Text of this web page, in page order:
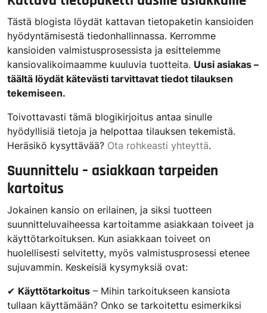
Tästä blogista löydät kattavan tietopaketin kansioiden
hyödyntämisestä tiedonhallinnassa. Kerromme
kansioiden valmistusprosessista ja esittelemme
kansiovalikoimaamme kuuluvia tuotteita. Uusi asiakas –
täältä löydät kätevästi tarvittavat tiedot tilauksen
tekemiseen.
Toivottavasti tämä blogikirjoitus antaa sinulle
hyödyllisiä tietoja ja helpottaa tilauksen tekemistä.
Heräsikö kysyttävää? Ota rohkeasti yhteyttä.
Suunnittelu – asiakkaan tarpeiden
kartoitus
Jokainen kansio on erilainen, ja siksi tuotteen
suunnitteluvaiheessa kartoitamme asiakkaan toiveet ja
käyttötarkoituksen. Kun asiakkaan toiveet on
huolellisesti selvitetty, myös valmistusprosessi etenee
sujuvammin. Keskeisiä kysymyksiä ovat:
✔ Käyttötarkoitus – Mihin tarkoitukseen kansiota
tullaan käyttämään? Onko se tarkoitettu esimerkiksi